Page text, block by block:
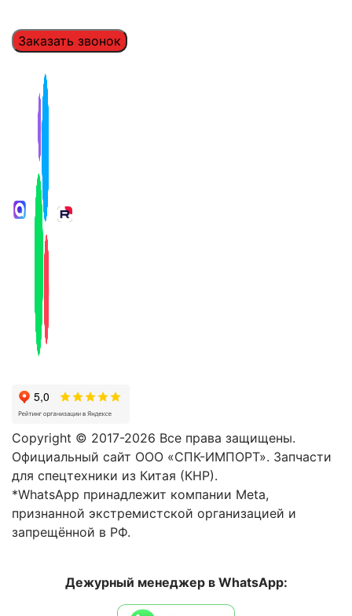
Заказать звонок
Copyright © 2017-2026 Все права защищены.
Официальный сайт ООО «СПК-ИМПОРТ». Запчасти
для спецтехники из Китая (КНР).
*WhatsApp принадлежит компании Meta,
признанной экстремистской организацией и
запрещённой в РФ.
Дежурный менеджер в WhatsApp: